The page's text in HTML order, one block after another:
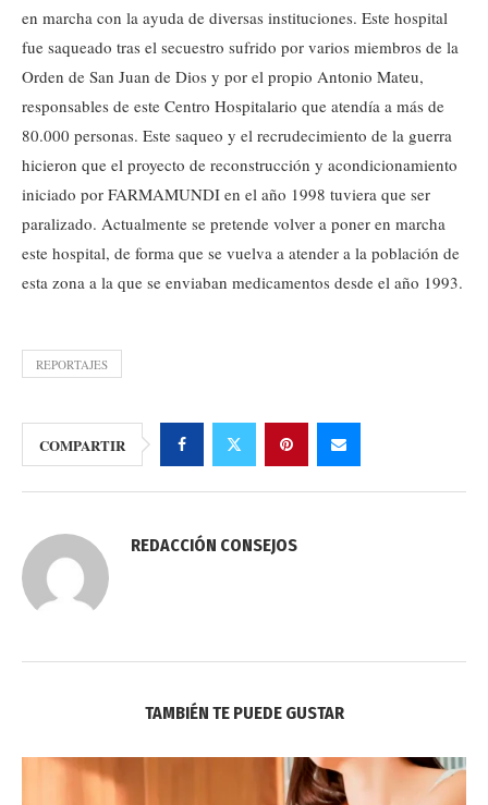
en marcha con la ayuda de diversas instituciones. Este hospital
fue saqueado tras el secuestro sufrido por varios miembros de la
Orden de San Juan de Dios y por el propio Antonio Mateu,
responsables de este Centro Hospitalario que atendía a más de
80.000 personas. Este saqueo y el recrudecimiento de la guerra
hicieron que el proyecto de reconstrucción y acondicionamiento
iniciado por FARMAMUNDI en el año 1998 tuviera que ser
paralizado. Actualmente se pretende volver a poner en marcha
este hospital, de forma que se vuelva a atender a la población de
esta zona a la que se enviaban medicamentos desde el año 1993.
REPORTAJES
COMPARTIR
REDACCIÓN CONSEJOS
TAMBIÉN TE PUEDE GUSTAR